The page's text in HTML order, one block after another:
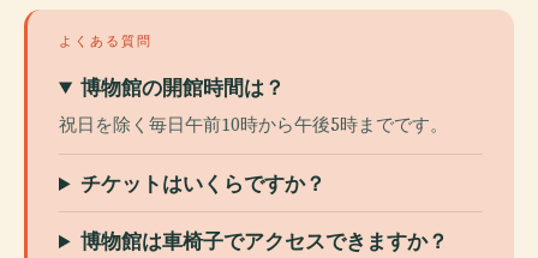
よくある質問
博物館の開館時間は？
祝日を除く毎日午前10時から午後5時までです。
チケットはいくらですか？
博物館は車椅子でアクセスできますか？